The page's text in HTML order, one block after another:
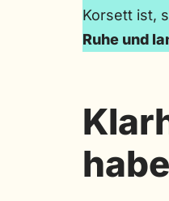
Korsett ist,
Ruhe und